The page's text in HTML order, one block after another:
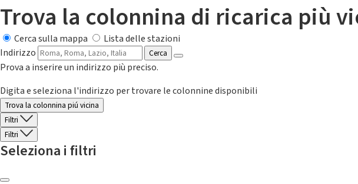
Trova la colonnina di ricarica più
Cerca sulla mappa
Lista delle stazioni
Indirizzo
Cerca
Prova a inserire un indirizzo più preciso.
Digita e seleziona l'indirizzo per trovare le colonnine disponibili
Trova la colonnina piú vicina
Filtri
Filtri
Seleziona i filtri